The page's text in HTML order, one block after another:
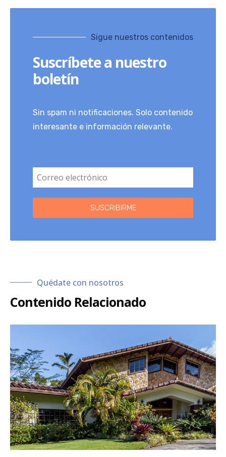
Sigue nuestros contenidos
Suscríbete a nuestro
boletín
Sin spam ni notificaciones. Solo contenido
interesante e información relevante.
SUSCRIBIRME
Quédate con nosotros
Contenido Relacionado